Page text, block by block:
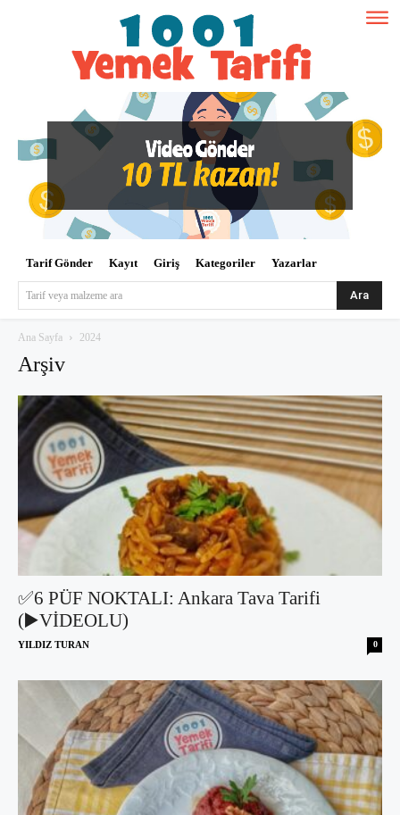
Tarif Gönder Kayıt Giriş Kategoriler Yazarlar
Tarif veya malzeme ara Ara
Ana Sayfa 2024
Arşiv
✅6 PÜF NOKTALI: Ankara Tava Tarifi
(▶️VİDEOLU)
YILDIZ TURAN 0